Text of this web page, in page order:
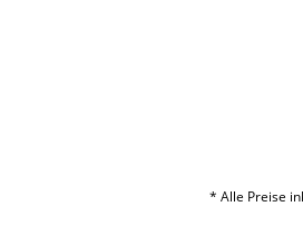
* Alle Preise